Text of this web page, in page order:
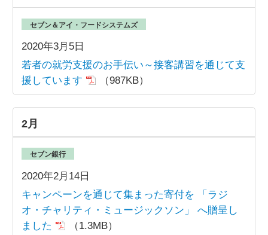
2020年3月5日
セブン＆アイ・フードシステムズ
若者の就労支援のお手伝い～接客講習を通じて支
援しています
（987KB）
2月
2020年2月14日
セブン銀行
キャンペーンを通じて集まった寄付を 「ラジ
オ・チャリティ・ミュージックソン」 へ贈呈し
ました
（1.3MB）